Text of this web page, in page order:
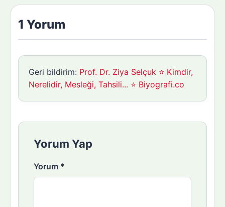
1 Yorum
Geri bildirim: Prof. Dr. Ziya Selçuk ⭐ Kimdir,
Nerelidir, Mesleği, Tahsili... ⭐ Biyografi.co
Yorum Yap
Yorum *